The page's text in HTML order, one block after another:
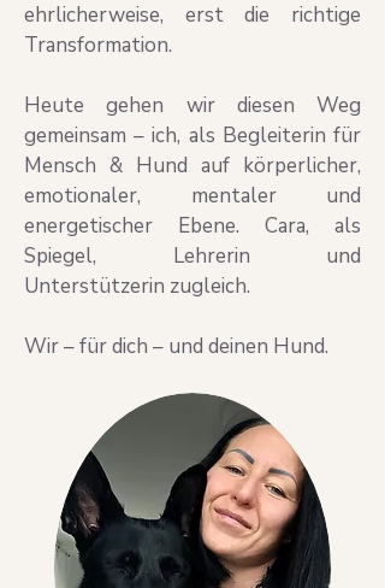
ehrlicherweise, erst die richtige
Transformation.
Heute gehen wir diesen Weg
gemeinsam – ich, als Begleiterin für
Mensch & Hund auf körperlicher,
emotionaler, mentaler und
energetischer Ebene. Cara, als
Spiegel, Lehrerin und
Unterstützerin zugleich.
Wir – für dich – und deinen Hund.